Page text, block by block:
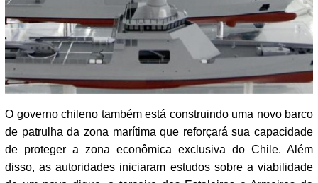
O governo chileno também está construindo uma novo barco
de patrulha da zona marítima que reforçará sua capacidade
de proteger a zona econômica exclusiva do Chile. Além
disso, as autoridades iniciaram estudos sobre a viabilidade